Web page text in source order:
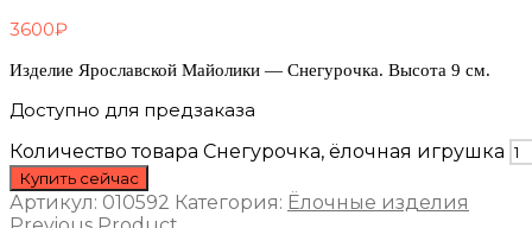
3600₽
Изделие Ярославской Майолики — Снегурочка. Высота 9 см.
Доступно для предзаказа
Количество товара Снегурочка, ёлочная игрушка
Купить сейчас
Артикул: 010592 Категория: Ёлочные изделия